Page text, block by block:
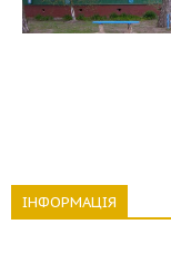
ІНФОРМАЦІЯ